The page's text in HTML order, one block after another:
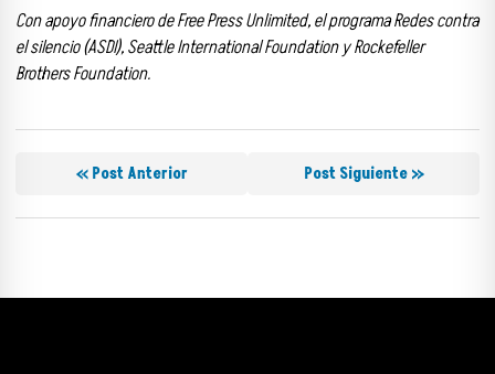
Con apoyo financiero de Free Press Unlimited, el programa Redes contra
el silencio (ASDI), Seattle International Foundation y Rockefeller
Brothers Foundation.
« Post Anterior Post Siguiente »